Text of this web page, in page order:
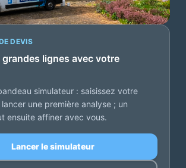
DEVIS
grandes lignes avec votre
simulateur : saisissez votre
une première analyse ; un
ensuite affiner avec vous.
Lancer le simulateur